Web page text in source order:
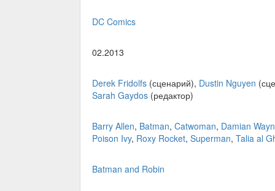
DC Comics
02.2013
Derek Fridolfs (сценарий), Dustin Nguyen
Sarah Gaydos (редактор)
Barry Allen, Batman, Catwoman, Damian
Poison Ivy, Roxy Rocket, Superman, Talia al
Batman and Robin